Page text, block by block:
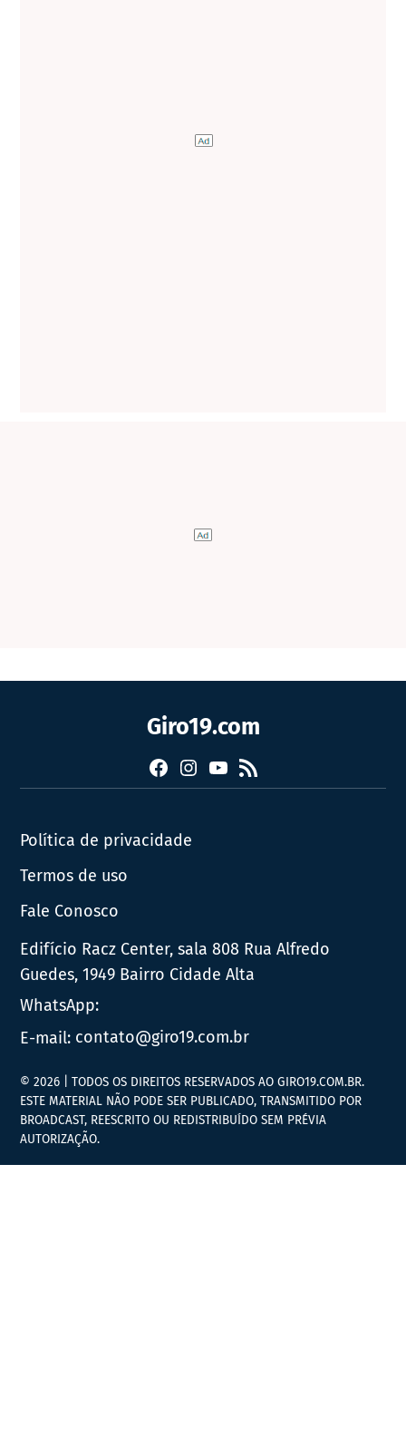
Giro19.com
FacebookInstagram
YouTube
RSS
Política de privacidade
Termos de uso
Fale Conosco
Edifício Racz Center, sala 808 Rua Alfredo
Guedes, 1949 Bairro Cidade Alta
WhatsApp:
E-mail: contato@giro19.com.br
© 2026 | TODOS OS DIREITOS RESERVADOS AO GIRO19.COM.BR.
ESTE MATERIAL NÃO PODE SER PUBLICADO, TRANSMITIDO POR
BROADCAST, REESCRITO OU REDISTRIBUÍDO SEM PRÉVIA
AUTORIZAÇÃO.